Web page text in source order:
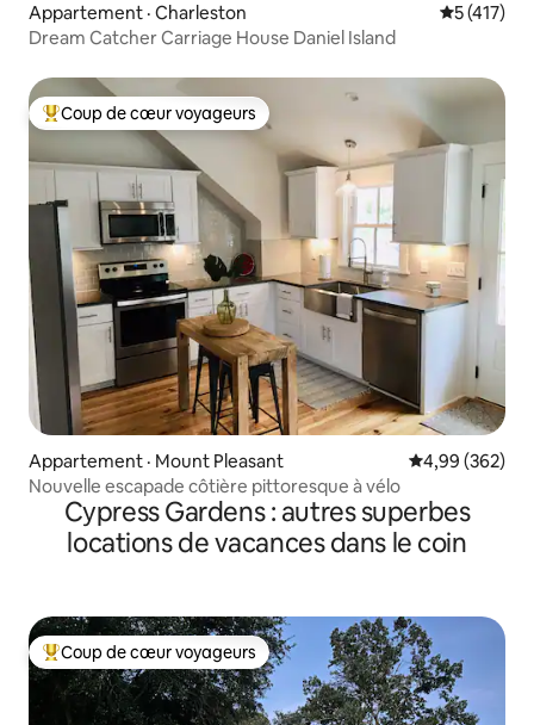
Appartement · Charleston Note
5 (417)
Dream Catcher Carriage House Daniel Island
Coup de cœur voyageurs parmi les plus aimés
Coup de cœur voyageurs
Appartement · Mount Pleasant Note
4,99 (362)
Nouvelle escapade côtière pittoresque à vélo
Cypress Gardens : autres superbes
locations de vacances dans le coin
Coup de cœur voyageurs parmi les plus aimés
Coup de cœur voyageurs